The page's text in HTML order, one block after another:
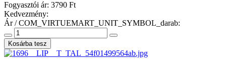
Fogyasztói ár: 3790 Ft
Kedvezmény:
Ár / COM_VIRTUEMART_UNIT_SYMBOL_darab: